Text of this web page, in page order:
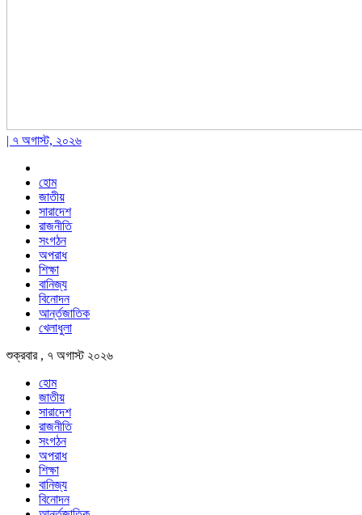
| ৭ অগাস্ট, ২০২৬
হোম
জাতীয়
সারাদেশ
রাজনীতি
সংগঠন
অপরাধ
শিক্ষা
বানিজ্য
বিনোদন
আর্ন্তজাতিক
খেলাধুলা
শুক্রবার , ৭ অগাস্ট ২০২৬
হোম
জাতীয়
সারাদেশ
রাজনীতি
সংগঠন
অপরাধ
শিক্ষা
বানিজ্য
বিনোদন